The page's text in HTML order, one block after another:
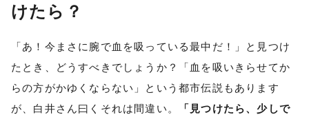
けたら？
「あ！今まさに腕で血を吸っている最中だ！」と見つけ
たとき、どうすべきでしょうか？「血を吸いきらせてか
らの方がかゆくならない」という都市伝説もあります
が、白井さん曰くそれは間違い。
「見つけたら、少しで